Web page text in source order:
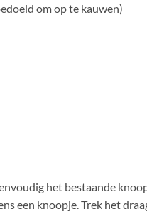
om op te kauwen)
het bestaande
een knoopje. Trek het